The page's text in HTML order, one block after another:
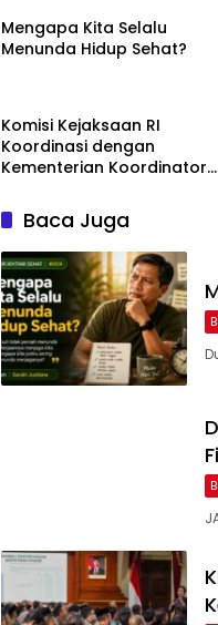
Mengapa Kita Selalu
Menunda Hidup Sehat?
Komisi Kejaksaan RI
Koordinasi dengan
Kementerian Koordinator
Keamanan Terkait
Pengawasan Penanganan
Perkara Dugaan Korupsi
TPPU Mantan Jampidsus, FA
Baca Juga